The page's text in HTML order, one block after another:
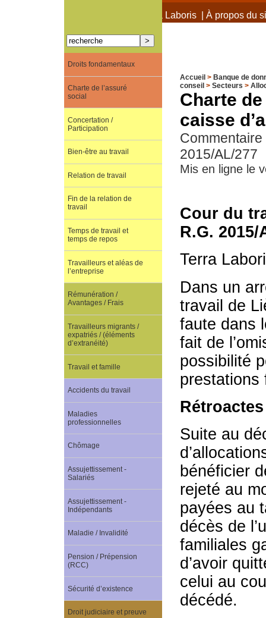
À propos de Terra Laboris| À propos du
Accueil > Banque de
conseil > Secteurs >
Charte
caisse
2015/AL/277
Mis en ligne le
Cour du
R.G. 2015/
Terra
Dans un
travail de
faute dans
fait de
possibilité
prestations
Rétroactes
Suite au
bénéficier
rejeté au
payées au
décès de
familiales
d’avoir
celui au
décédé.
Droits fondamentaux
Charte de l’assuré
social
Concertation /
Participation
Bien-être au travail
Relation de travail
Fin de la relation de
travail
Temps de travail et
temps de repos
Travailleurs et aléas de
l’entreprise
Rémunération /
Avantages / Frais
Travailleurs migrants /
expatriés / (éléments
d’extranéité)
Travail et famille
Accidents du travail
Maladies
professionnelles
Chômage
Assujettissement -
Salariés
Assujettissement -
Indépendants
Maladie / Invalidité
Pension / Prépension
(RCC)
Sécurité d’existence
Droit judiciaire et preuve